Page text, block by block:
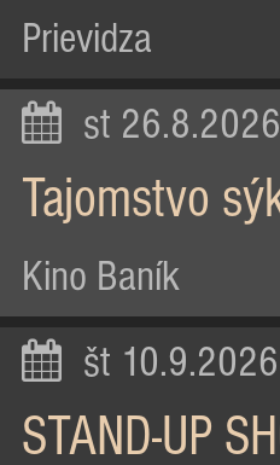
Prievidza
st 26.8.2026
Tajomstvo
Kino Baník
št 10.9.2026
STAND-UP